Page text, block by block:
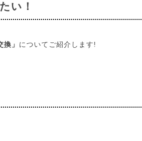
い！
」 についてご紹介します!